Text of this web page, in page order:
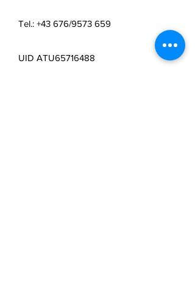
Tel.: +43 676/9573 659
UID ATU65716488